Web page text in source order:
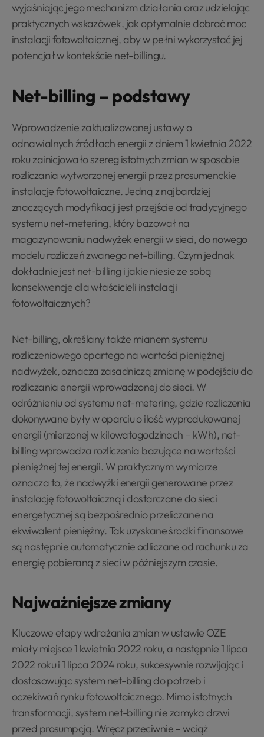
wyjaśniając jego mechanizm działania oraz udzielając
praktycznych wskazówek, jak optymalnie dobrać moc
instalacji fotowoltaicznej, aby w pełni wykorzystać jej
potencjał w kontekście net-billingu.
Net-billing – podstawy
Wprowadzenie zaktualizowanej ustawy o
odnawialnych źródłach energii z dniem 1 kwietnia 2022
roku zainicjowało szereg istotnych zmian w sposobie
rozliczania wytworzonej energii przez prosumenckie
instalacje fotowoltaiczne. Jedną z najbardziej
znaczących modyfikacji jest przejście od tradycyjnego
systemu net-metering, który bazował na
magazynowaniu nadwyżek energii w sieci, do nowego
modelu rozliczeń zwanego net-billing. Czym jednak
dokładnie jest net-billing i jakie niesie ze sobą
konsekwencje dla właścicieli instalacji
fotowoltaicznych?
Net-billing, określany także mianem systemu
rozliczeniowego opartego na wartości pieniężnej
nadwyżek, oznacza zasadniczą zmianę w podejściu do
rozliczania energii wprowadzonej do sieci. W
odróżnieniu od systemu net-metering, gdzie rozliczenia
dokonywane były w oparciu o ilość wyprodukowanej
energii (mierzonej w kilowatogodzinach – kWh), net-
billing wprowadza rozliczenia bazujące na wartości
pieniężnej tej energii. W praktycznym wymiarze
oznacza to, że nadwyżki energii generowane przez
instalację fotowoltaiczną i dostarczane do sieci
energetycznej są bezpośrednio przeliczane na
ekwiwalent pieniężny. Tak uzyskane środki finansowe
są następnie automatycznie odliczane od rachunku za
energię pobieraną z sieci w późniejszym czasie.
Najważniejsze zmiany
Kluczowe etapy wdrażania zmian w ustawie OZE
miały miejsce 1 kwietnia 2022 roku, a następnie 1 lipca
2022 roku i 1 lipca 2024 roku, sukcesywnie rozwijając i
dostosowując system net-billing do potrzeb i
oczekiwań rynku fotowoltaicznego. Mimo istotnych
transformacji, system net-billing nie zamyka drzwi
przed prosumpcją. Wręcz przeciwnie – wciąż